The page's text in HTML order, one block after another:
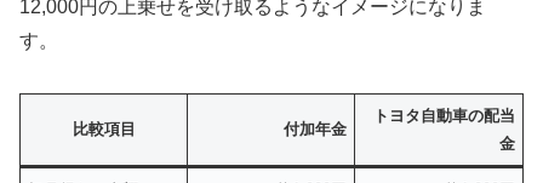
12,000円の上乗せを受け取るようなイメージになりま
す。
比較項目 付加年金
トヨタ自動車の配当
金